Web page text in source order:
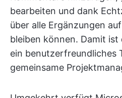
bearbeiten und dank
über alle Ergänzungen
bleiben können. Damit ist
ein benutzerfreundliches
gemeinsame